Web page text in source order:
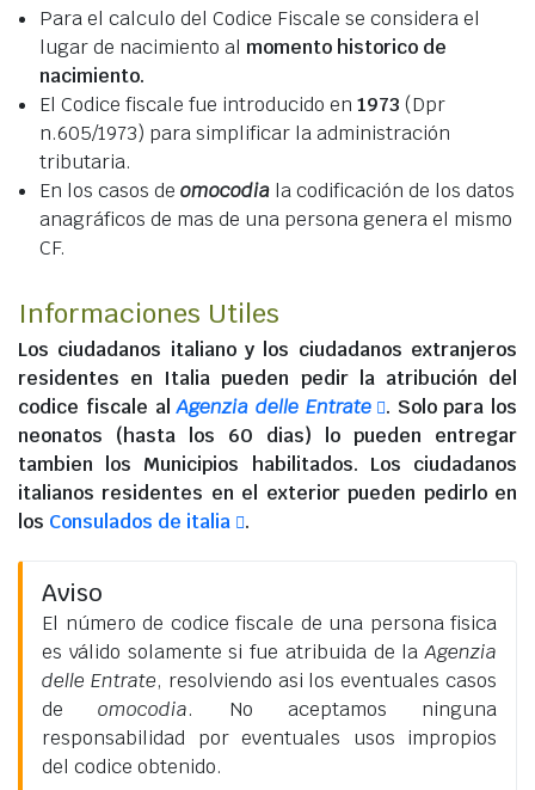
Para el calculo del Codice Fiscale se considera el
lugar de nacimiento al momento historico de
nacimiento.
El Codice fiscale fue introducido en 1973 (Dpr
n.605/1973) para simplificar la administración
tributaria.
En los casos de omocodia la codificación de los datos
anagráficos de mas de una persona genera el mismo
CF.
Informaciones Utiles
Los ciudadanos italianoy los ciudadanos extranjeros
residentes en Italia pueden pedir la atribución del
codice fiscale alAgenzia delle Entrate
. Solo para los
neonatos (hasta los 60 dias) lo pueden entregar
tambien los Municipios habilitados. Los ciudadanos
italianos residentes en el exteriorpueden pedirlo en
los Consulados de italia .
Aviso
El número de codice fiscale de una persona fisica
es válido solamente si fue atribuida de laAgenzia
delle Entrate, resolviendo asi los eventuales casos
deomocodia. No aceptamos ninguna
responsabilidad por eventuales usos impropios
del codice obtenido.